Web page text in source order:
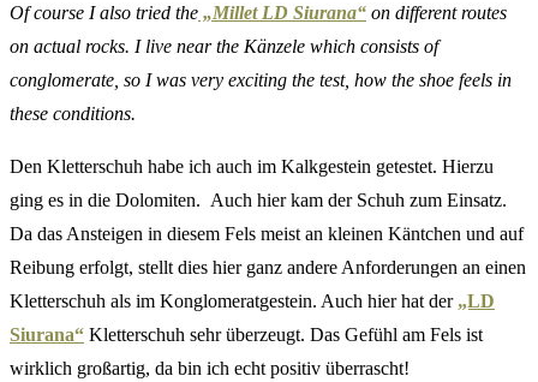
Of course I also tried the „Millet LD Siurana“ on different routes
on actual rocks. I live near the Känzele which consists of
conglomerate, so I was very exciting the test, how the shoe feels in
these conditions.
Den Kletterschuh habe ich auch im Kalkgestein getestet. Hierzu
ging es in die Dolomiten. Auch hier kam der Schuh zum Einsatz.
Da das Ansteigen in diesem Fels meist an kleinen Käntchen und auf
Reibung erfolgt, stellt dies hier ganz andere Anforderungen an einen
Kletterschuh als im Konglomeratgestein. Auch hier hat der „LD
Siurana“ Kletterschuh sehr überzeugt. Das Gefühl am Fels ist
wirklich großartig, da bin ich echt positiv überrascht!